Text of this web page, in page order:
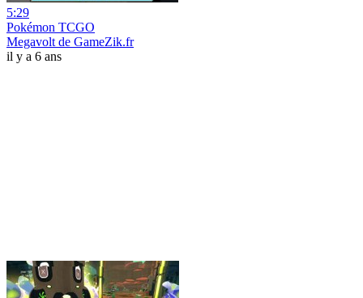
5:29
Pokémon TCGO
Megavolt de GameZik.fr
il y a 6 ans